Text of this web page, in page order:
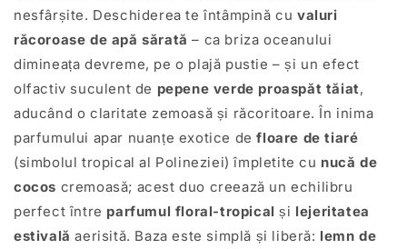
nesfârșite. Deschiderea te întâmpină cu valuri
răcoroase de apă sărată – ca briza oceanului
dimineața devreme, pe o plajă pustie – și un efect
olfactiv suculent de pepene verde proaspăt tăiat,
aducând o claritate zemoasă și răcoritoare. În inima
parfumului apar nuanțe exotice defloare de tiaré
(simbolul tropical al Polineziei) împletite cu nucă de
cocos cremoasă; acest duo creează un echilibru
perfect între parfumul floral-tropical și lejeritatea
estivală aerisită. Baza este simplă și liberă: lemn de